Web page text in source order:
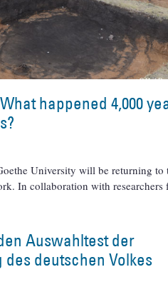
happened 4,000
University will be returning to
In collaboration with researchers
Auswahltest der
deutschen Volkes